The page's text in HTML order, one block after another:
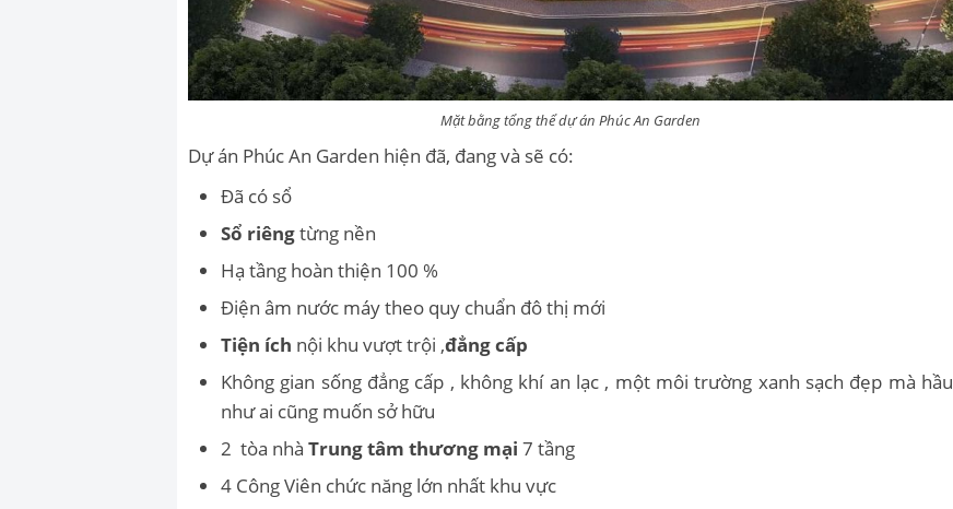
Mặt bằng tổng thể dự án Phúc An Garden
Dự án Phúc An Garden hiện đã, đang và sẽ có:
Đã có sổ
Sổ riêngtừng nền
Hạ tầng hoàn thiện 100 %
Điện âm nước máy theo quy chuẩn đô thị mới
Tiện ích nội khu vượt trội ,đẳng cấp
Không gian sống đẳng cấp , không khí an lạc , một môi trường xanh sạch đẹp mà hầu
như ai cũng muốn sở hữu
2 tòa nhà Trung tâm thương mại 7 tầng
4 Công Viên chức năng lớn nhất khu vực